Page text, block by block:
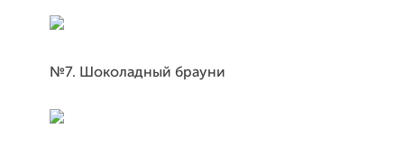
№7. Шоколадный брауни